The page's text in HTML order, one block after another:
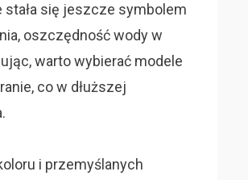
stała się jeszcze symbolem
oszczędność wody w
warto wybierać modele
co w dłuższej
i przemyślanych